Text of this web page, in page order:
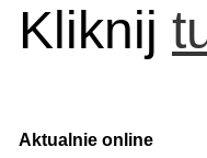
Kliknij
Aktualnie online